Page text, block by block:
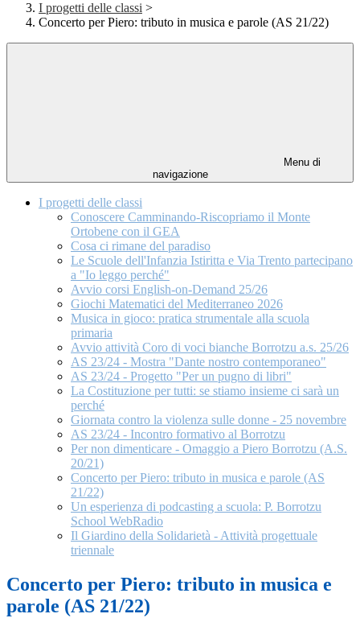
I progetti delle classi >
Concerto per Piero: tributo in musica e parole (AS 21/22)
Menu di
navigazione
I progetti delle classi
Conoscere Camminando-Riscopriamo il Monte
Ortobene con il GEA
Cosa ci rimane del paradiso
Le Scuole dell'Infanzia Istiritta e Via Trento partecipano
a "Io leggo perché"
Avvio corsi English-on-Demand 25/26
Giochi Matematici del Mediterraneo 2026
Musica in gioco: pratica strumentale alla scuola
primaria
Avvio attività Coro di voci bianche Borrotzu a.s. 25/26
AS 23/24 - Mostra "Dante nostro contemporaneo"
AS 23/24 - Progetto "Per un pugno di libri"
La Costituzione per tutti: se stiamo insieme ci sarà un
perché
Giornata contro la violenza sulle donne - 25 novembre
AS 23/24 - Incontro formativo al Borrotzu
Per non dimenticare - Omaggio a Piero Borrotzu (A.S.
20/21)
Concerto per Piero: tributo in musica e parole (AS
21/22)
Un esperienza di podcasting a scuola: P. Borrotzu
School WebRadio
Il Giardino della Solidarietà - Attività progettuale
triennale
Concerto per Piero: tributo in musica e
parole (AS 21/22)